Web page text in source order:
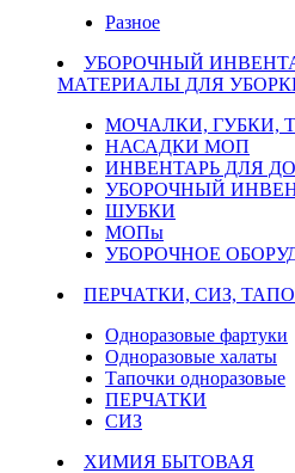
Разное
УБОРОЧНЫЙ
МАТЕРИАЛЫ ДЛЯ
МОЧАЛКИ, ГУБКИ,
НАСАДКИ МОП
ИНВЕНТАРЬ ДЛЯ
УБОРОЧНЫЙ
ШУБКИ
МОПы
УБОРОЧНОЕ
ПЕРЧАТКИ, СИЗ,
Одноразовые фартуки
Одноразовые халаты
Тапочки одноразовые
ПЕРЧАТКИ
СИЗ
ХИМИЯ БЫТОВАЯ